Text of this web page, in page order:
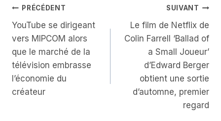
Navigation
De
L’article
PRÉCÉDENT
YouTube se dirigeant
vers MIPCOM alors
que le marché de la
télévision embrasse
l’économie du
créateur
SUIVANT
Le film de Netflix de
Colin Farrell ‘Ballad of
a Small Joueur’
d’Edward Berger
obtient une sortie
d’automne, premier
regard